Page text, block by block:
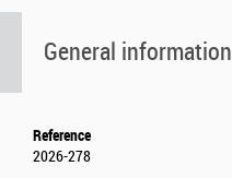
General information
Reference
2026-278